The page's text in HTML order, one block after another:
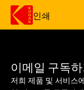
인쇄
이메일 구독
저희 제품 및 서비스